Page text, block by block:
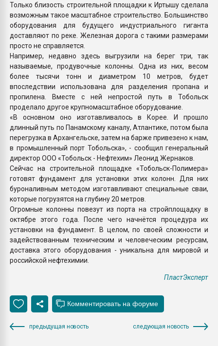
Только близость строительной площадки к Иртышу сделала
возможным такое масштабное строительство. Большинство
оборудования для будущего индустриального гиганта
доставляют по реке. Железная дорога с такими размерами
просто не справляется.
Например, недавно здесь выгрузили на берег три, так
называемые, продувочные колонны. Одна из них, весом
более тысячи тонн и диаметром 10 метров, будет
впоследствии использована для разделения пропана и
пропилена. Вместе с ней непростой путь в Тобольск
проделало другое крупномасштабное оборудование.
«В основном оно изготавливалось в Корее. И прошло
длинный путь по Панамскому каналу, Атлантике, потом была
перегрузка в Архангельске, затем на барже привезено к нам,
в промышленный порт Тобольска», - сообщил генеральный
директор ООО «Тобольск - Нефтехим» Леонид Жернаков.
Сейчас на строительной площадке «Тобольск-Полимера»
готовят фундамент для установки этих колонн. Для них
буроналивным методом изготавливают специальные сваи,
которые погрузятся на глубину 20 метров.
Огромные колонны повезут из порта на стройплощадку в
октябре этого года. После чего начнётся процедура их
установки на фундамент. В целом, по своей сложности и
задействованным техническим и человеческим ресурсам,
доставка этого оборудования - уникальна для мировой и
российской нефтехимии.
ПластЭксперт
предыдущая новость следующая новость